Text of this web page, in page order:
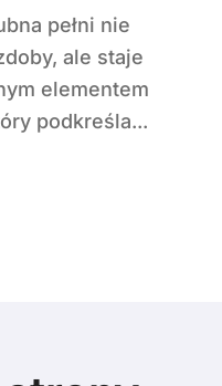
ale staje
elementem
podkreśla...